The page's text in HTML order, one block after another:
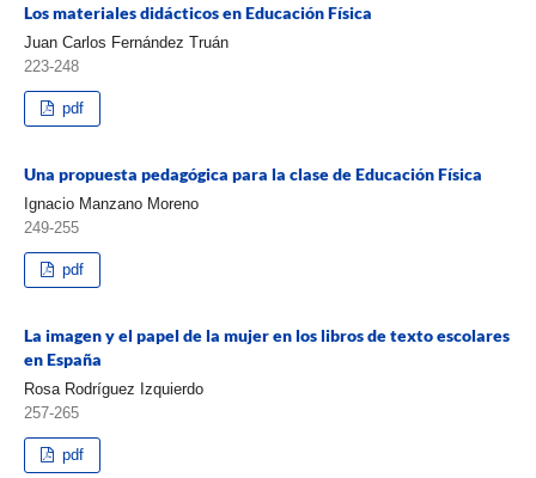
Los materiales didácticos en Educación Física
Juan Carlos Fernández Truán
223-248
pdf
Una propuesta pedagógica para la clase de Educación Física
Ignacio Manzano Moreno
249-255
pdf
La imagen y el papel de la mujer en los libros de texto escolares
en España
Rosa Rodríguez Izquierdo
257-265
pdf